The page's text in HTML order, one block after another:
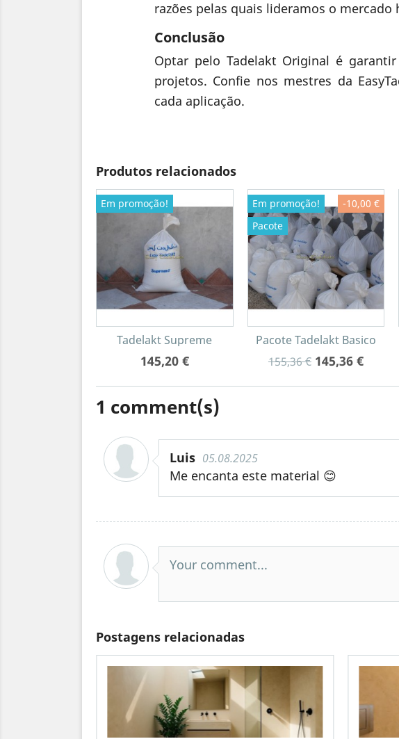
razões pelas quais lideramos o mercado
Conclusão
Optar pelo Tadelakt Original é
projetos. Confie nos mestres da
cada aplicação.
Produtos relacionados
Em promoção!
Tadelakt Supreme
145,20 €
Em promoção!
Pacote
Pacote Tadelakt Basico
155,36 € 145,36 €
-10,00 €
1 comment(s)
Luis 05.08.2025
Me encanta este material 😊
Your comment...
Postagens relacionadas
nas paredes de forma natural, sem químicos